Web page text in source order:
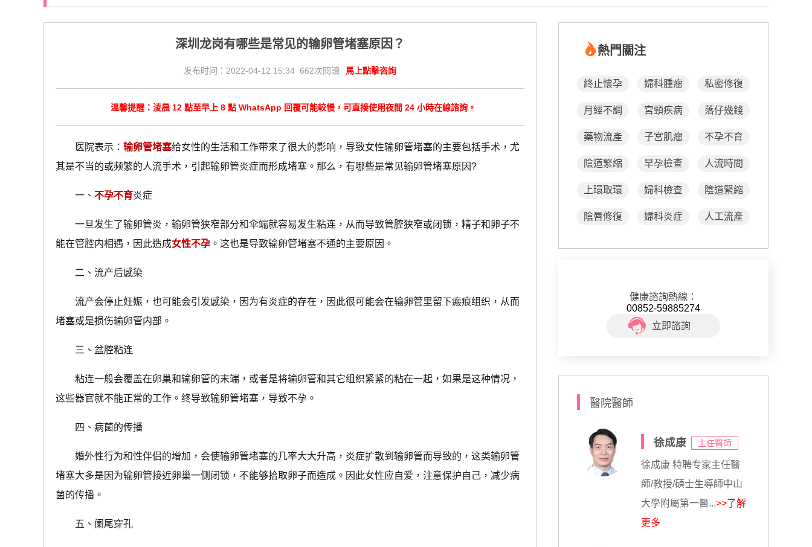
深圳龙岗有哪些是常见的输卵管堵塞原因？
发布时间：2022-04-12 15:34 662次閱讀 馬上點擊咨詢
溫馨提醒：淩晨 12 點至早上 8 點 WhatsApp 回覆可能較慢，可直接使用夜間 24 小時在線諮詢。
医院表示：输卵管堵塞给女性的生活和工作带来了很大的影响，导致女性输卵管堵塞的主要包括手术，尤
其是不当的或频繁的人流手术，引起输卵管炎症而形成堵塞。那么，有哪些是常见输卵管堵塞原因?
一、不孕不育炎症
一旦发生了输卵管炎，输卵管狭窄部分和伞端就容易发生粘连，从而导致管腔狭窄或闭锁，精子和卵子不
能在管腔内相遇，因此造成女性不孕 。这也是导致输卵管堵塞不通的主要原因。
二、流产后感染
流产会停止妊娠，也可能会引发感染，因为有炎症的存在，因此很可能会在输卵管里留下瘢痕组织，从而
堵塞或是损伤输卵管内部。
三、盆腔粘连
粘连一般会覆盖在卵巢和输卵管的末端，或者是将输卵管和其它组织紧紧的粘在一起，如果是这种情况，
这些器官就不能正常的工作。终导致输卵管堵塞，导致不孕。
四、病菌的传播
婚外性行为和性伴侣的增加，会使输卵管堵塞的几率大大升高，炎症扩散到输卵管而导致的，这类输卵管
堵塞大多是因为输卵管接近卵巢一侧闭锁，不能够拾取卵子而造成。因此女性应自爱，注意保护自己，减少病
菌的传播。
五、阑尾穿孔
熱門關注
終止懷孕 婦科腫瘤 私密修復
月經不調 宮頸疾病 落仔幾錢
藥物流產 子宮肌瘤 不孕不育
陰道緊縮 早孕檢查 人流時間
上環取環 婦科檢查 陰道緊縮
陰唇修復 婦科炎症 人工流產
健康諮詢熱線：
00852-59885274
立即諮詢
醫院醫師
徐成康 主任醫師
徐成康 特聘专家主任醫
師/教授/碩士生導師中山
大學附屬第一醫...>>了解
更多